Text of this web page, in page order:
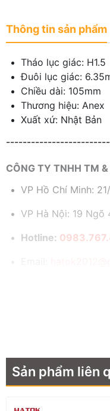
Thông tin sản phẩm
Tháo lục giác: H1.5
Đuôi lục giác:
Chiều dài: 105mm
Thương hiệu: Anex
Xuất xứ: Nhật Bản
CÔNG TY TNHH TM
VP Hồ Chí Minh:
VP Hà Nội: 19 Ngõ
Hotline:
Sản phẩm liên